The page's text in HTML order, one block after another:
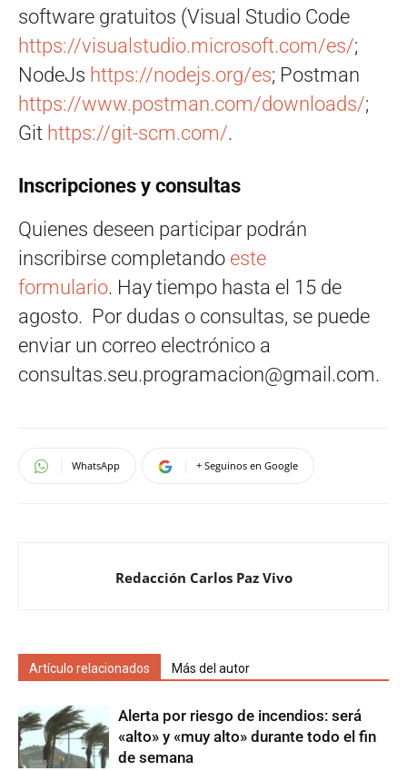
software gratuitos (Visual Studio Code
https://visualstudio.microsoft.com/es/;
NodeJs https://nodejs.org/es; Postman
https://www.postman.com/downloads/;
Git https://git-scm.com/.
Inscripciones y consultas
Quienes deseen participar podrán
inscribirse completando este
formulario. Hay tiempo hasta el 15 de
agosto. Por dudas o consultas, se puede
enviar un correo electrónico a
consultas.seu.programacion@gmail.com.
WhatsApp + Seguinos en Google
Redacción Carlos Paz Vivo
Artículo relacionados Más del autor
Alerta por riesgo de incendios: será
«alto» y «muy alto» durante todo el fin
de semana